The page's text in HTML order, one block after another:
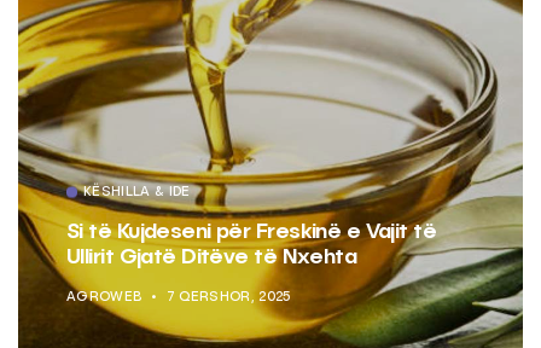
KËSHILLA & IDE
Si të Kujdeseni për Freskinë e Vajit të
Ullirit Gjatë Ditëve të Nxehta
AGROWEB 7 QERSHOR, 2025